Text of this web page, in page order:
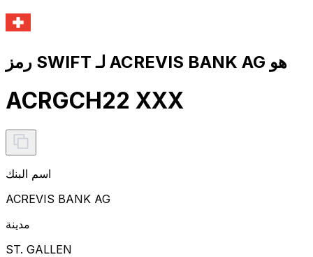
رمز SWIFT لـ ACREVIS BANK AG هو
ACRGCH22 XXX
اسم البنك
ACREVIS BANK AG
مدينة
ST. GALLEN